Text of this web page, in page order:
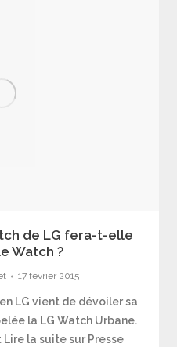
de LG fera-t-elle
Watch ?
17 février 2015
LG vient de dévoiler sa
la LG Watch Urbane.
la suite sur Presse